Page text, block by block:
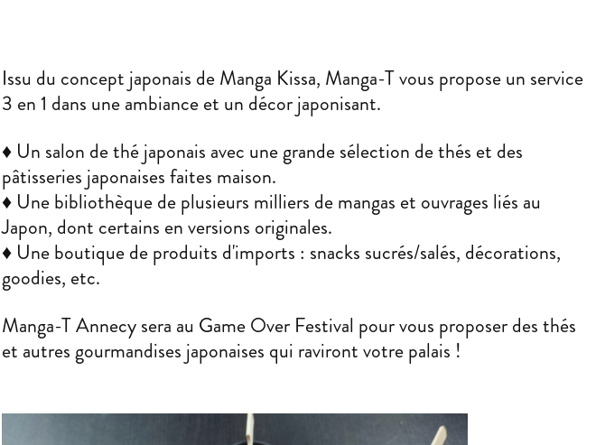
Issu du concept japonais de Manga Kissa, Manga-Tvous propose un service
3 en 1 dans une ambiance et un décor japonisant.
♦ Un salon de thé japonais avec une grande sélection de thés et des
pâtisseries japonaises faites maison.
♦ Une bibliothèque de plusieurs milliers de mangas et ouvrages liés au
Japon, dont certains en versions originales.
♦ Une boutique de produits d'imports : snacks sucrés/salés, décorations,
goodies, etc.
Manga-T Annecy sera au Game Over Festival pour vous proposer des thés
et autres gourmandises japonaises qui raviront votre palais !